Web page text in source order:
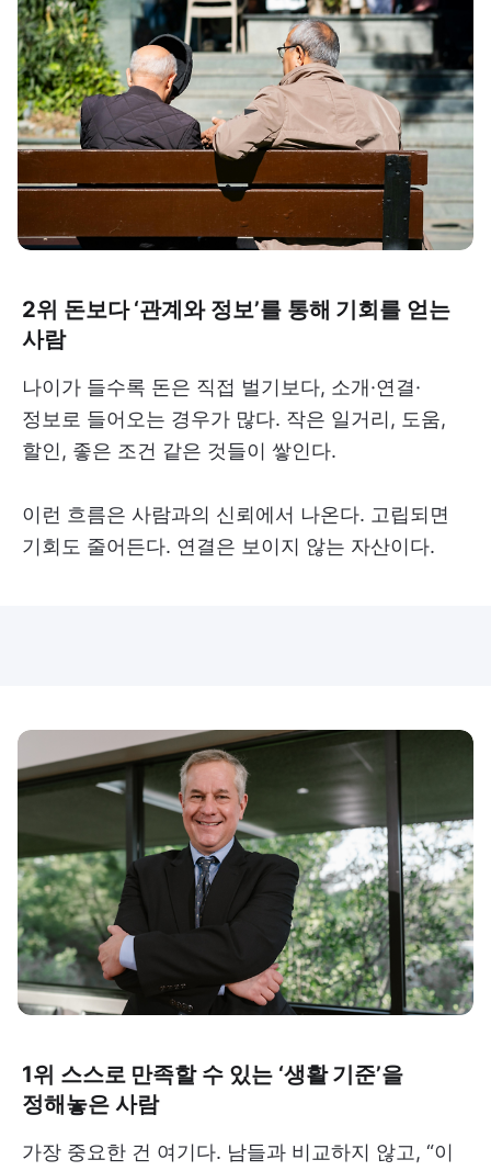
2위 돈보다 ‘관계와 정보’를 통해 기회를 얻는
사람
나이가 들수록 돈은 직접 벌기보다, 소개·연결·
정보로 들어오는 경우가 많다. 작은 일거리, 도움,
할인, 좋은 조건 같은 것들이 쌓인다.
이런 흐름은 사람과의 신뢰에서 나온다. 고립되면
기회도 줄어든다. 연결은 보이지 않는 자산이다.
1위 스스로 만족할 수 있는 ‘생활 기준’을
정해놓은 사람
가장 중요한 건 여기다. 남들과 비교하지 않고, “이